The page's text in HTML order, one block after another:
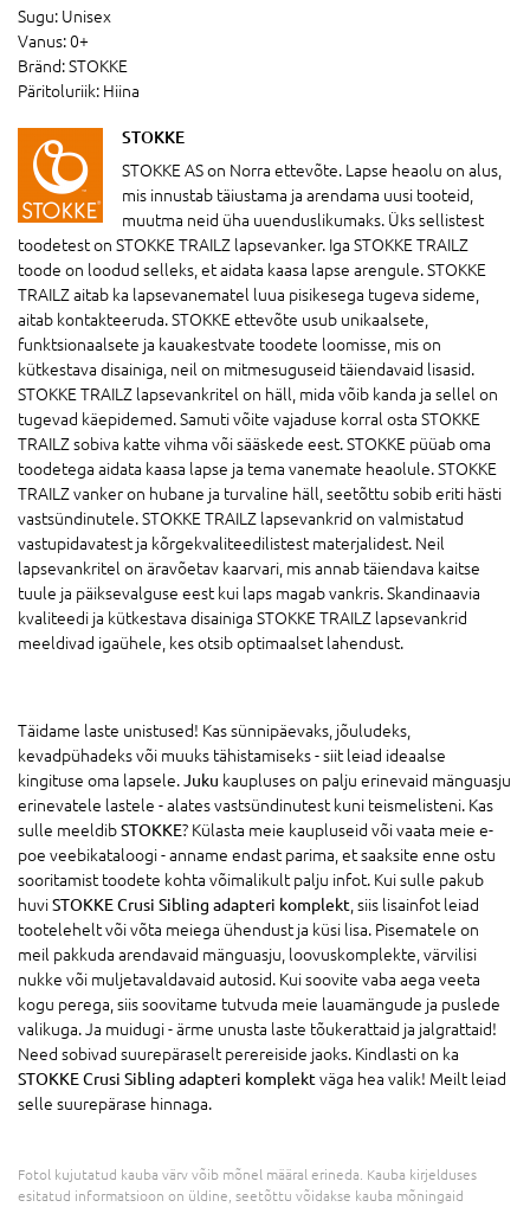
Sugu: Unisex
Vanus:0+
Bränd:STOKKE
Päritoluriik: Hiina
STOKKE
STOKKE AS on Norra ettevõte. Lapse heaolu on alus,
mis innustab täiustama ja arendama uusi tooteid,
muutma neid üha uuenduslikumaks. Üks sellistest
toodetest on STOKKE TRAILZ lapsevanker. Iga STOKKE TRAILZ
toode on loodud selleks, et aidata kaasa lapse arengule. STOKKE
TRAILZ aitab ka lapsevanematel luua pisikesega tugeva sideme,
aitab kontakteeruda. STOKKE ettevõte usub unikaalsete,
funktsionaalsete ja kauakestvate toodete loomisse, mis on
kütkestava disainiga, neil on mitmesuguseid täiendavaid lisasid.
STOKKE TRAILZ lapsevankritel on häll, mida võib kanda ja sellel on
tugevad käepidemed. Samuti võite vajaduse korral osta STOKKE
TRAILZ sobiva katte vihma või sääskede eest. STOKKE püüab oma
toodetega aidata kaasa lapse ja tema vanemate heaolule. STOKKE
TRAILZ vanker on hubane ja turvaline häll, seetõttu sobib eriti hästi
vastsündinutele. STOKKE TRAILZ lapsevankrid on valmistatud
vastupidavatest ja kõrgekvaliteedilistest materjalidest. Neil
lapsevankritel on äravõetav kaarvari, mis annab täiendava kaitse
tuule ja päiksevalguse eest kui laps magab vankris. Skandinaavia
kvaliteedi ja kütkestava disainiga STOKKE TRAILZ lapsevankrid
meeldivad igaühele, kes otsib optimaalset lahendust.
Täidame laste unistused! Kas sünnipäevaks, jõuludeks,
kevadpühadeks või muuks tähistamiseks - siit leiad ideaalse
kingituse oma lapsele.Juku kaupluses on palju erinevaid mänguasju
erinevatele lastele - alates vastsündinutest kuni teismelisteni. Kas
sulle meeldibSTOKKE? Külasta meie kaupluseid või vaata meie e-
poe veebikataloogi - anname endast parima, et saaksite enne ostu
sooritamist toodete kohta võimalikult palju infot. Kui sulle pakub
huviSTOKKE Crusi Sibling adapteri komplekt , siis lisainfot leiad
tootelehelt või võta meiega ühendust ja küsi lisa. Pisematele on
meil pakkuda arendavaid mänguasju, loovuskomplekte, värvilisi
nukke või muljetavaldavaid autosid. Kui soovite vaba aega veeta
kogu perega, siis soovitame tutvuda meie lauamängude ja puslede
valikuga. Ja muidugi - ärme unusta laste tõukerattaid ja jalgrattaid!
Need sobivad suurepäraselt perereiside jaoks. Kindlasti on ka
STOKKE Crusi Sibling adapteri komplektväga hea valik! Meilt leiad
selle suurepärase hinnaga.
Fotol kujutatud kauba värv võib mõnel määral erineda. Kauba kirjelduses
esitatud informatsioon on üldine, seetõttu võidakse kauba mõningaid